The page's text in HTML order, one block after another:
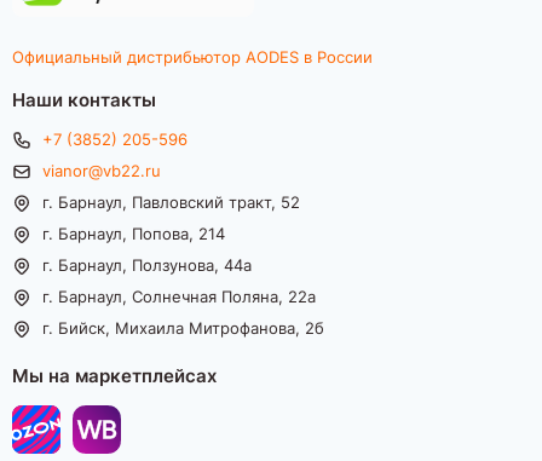
Официальный дистрибьютор AODES в России
Наши контакты
+7 (3852) 205-596
vianor@vb22.ru
г. Барнаул, Павловский тракт, 52
г. Барнаул, Попова, 214
г. Барнаул, Ползунова, 44а
г. Барнаул, Солнечная Поляна, 22а
г. Бийск, Михаила Митрофанова, 2б
Мы на маркетплейсах